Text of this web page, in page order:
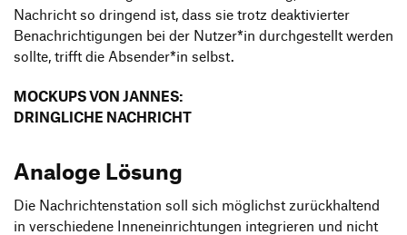
Nachricht so dringend ist, dass sie trotz deaktivierter
Benachrichtigungen bei der Nutzer*in durchgestellt werden
sollte, trifft die Absender*in selbst.
MOCKUPS VON JANNES:
DRINGLICHE NACHRICHT
Analoge Lösung
Die Nachrichtenstation soll sich möglichst zurückhaltend
in verschiedene Inneneinrichtungen integrieren und nicht